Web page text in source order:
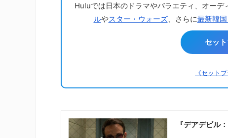
Huluでは日本のドラマやバラエティ、オー
ルやスター・ウォーズ、さらに最新韓
セッ
《セット
『デアデビル